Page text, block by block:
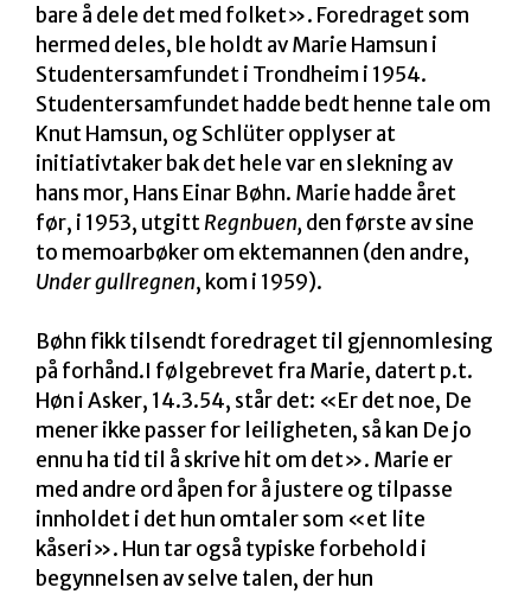
bare å dele det med folket». Foredraget som
hermed deles, ble holdt av Marie Hamsun i
Studentersamfundet i Trondheim i 1954.
Studentersamfundet hadde bedt henne tale om
Knut Hamsun, og Schlüter opplyser at
initiativtaker bak det hele var en slekning av
hans mor, Hans Einar Bøhn. Marie hadde året
før, i 1953, utgittRegnbuen, den første av sine
to memoarbøker om ektemannen (den andre,
Under gullregnen, kom i 1959).
Bøhn fikk tilsendt foredraget til gjennomlesing
på forhånd.I følgebrevet fra Marie, datert p.t.
Høn i Asker, 14.3.54, står det: «Er det noe, De
mener ikke passer for leiligheten, så kan De jo
ennu ha tid til å skrive hit om det». Marie er
med andre ord åpen for å justere og tilpasse
innholdet i det hun omtaler som «et lite
kåseri». Hun tar også typiske forbehold i
begynnelsen av selve talen, der hun